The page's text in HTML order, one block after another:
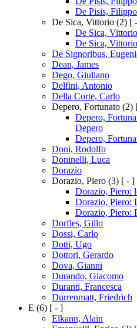
De Pisis,
De Sica, Vittorio (2) [
De Sica,
De Sica,
De Signoribus,
Dean, James
Dego, Giuliano
Delfini, Antonio
Della Corte, Carlo
Depero, Fortunato (2)
Depero,
Depero
Depero,
Doni, Rodolfo
Doninelli, Luca
Dorazio
Dorazio, Piero (3) [ - ]
Dorazio, Piero:
Dorazio, Piero:
Dorazio, Piero:
Dorfles, Gillo
Dossi, Carlo
Dotti, Ugo
Dottori, Gerardo
Dova, Gianni
Durando, Giacomo
Duranti, Francesca
Durrenmatt, Friedrich
E (6) [ - ]
Elkann, Alain